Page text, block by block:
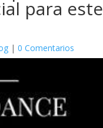
para este
| 0 Comentarios